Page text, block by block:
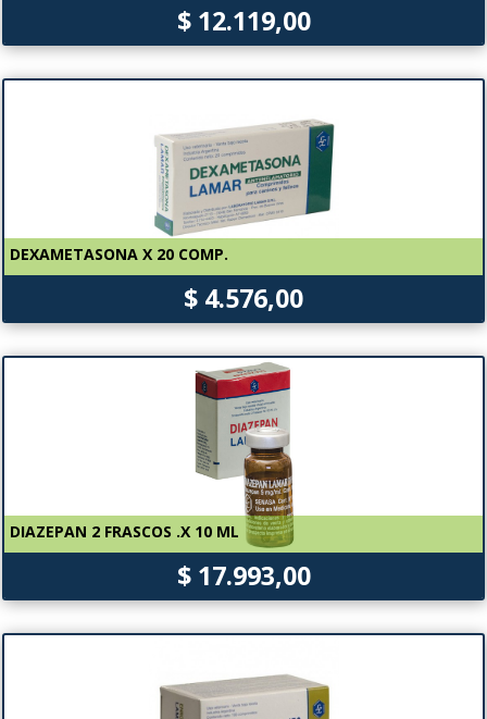
$ 12.119,00
DEXAMETASONA X 20 COMP.
$ 4.576,00
DIAZEPAN 2 FRASCOS .X 10 ML
$ 17.993,00